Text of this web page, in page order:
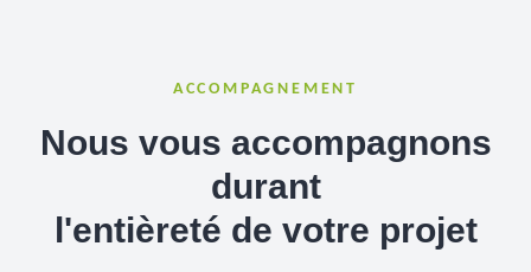
ACCOMPAGNEMENT
Nous vous accompagnons
durant
l'entièreté de votre projet